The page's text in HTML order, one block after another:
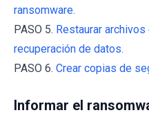
ransomware.
PASO 5. Restaurar
recuperación de datos.
PASO 6. Crear copias de
Informar el